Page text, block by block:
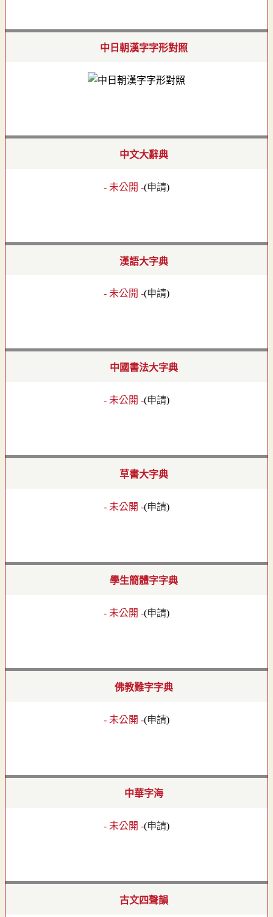
中日朝漢字字形對照
中文大辭典
- 未公開 -(申請)
漢語大字典
- 未公開 -(申請)
中國書法大字典
- 未公開 -(申請)
草書大字典
- 未公開 -(申請)
學生簡體字字典
- 未公開 -(申請)
佛教難字字典
- 未公開 -(申請)
中華字海
- 未公開 -(申請)
古文四聲韻